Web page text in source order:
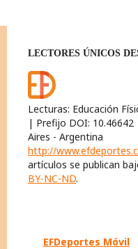
LECTORES ÚNICOS
Lecturas: Educación
| Prefijo DOI:
Aires - Argentina
http://
artículos se publican
BY-NC-ND.
EFDeportes Móvil